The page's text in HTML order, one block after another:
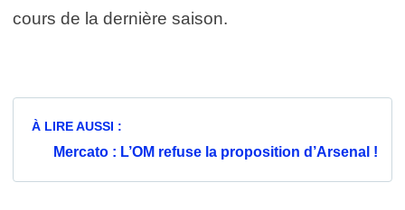
cours de la dernière saison.
À LIRE AUSSI :
Mercato : L’OM refuse la proposition d’Arsenal !